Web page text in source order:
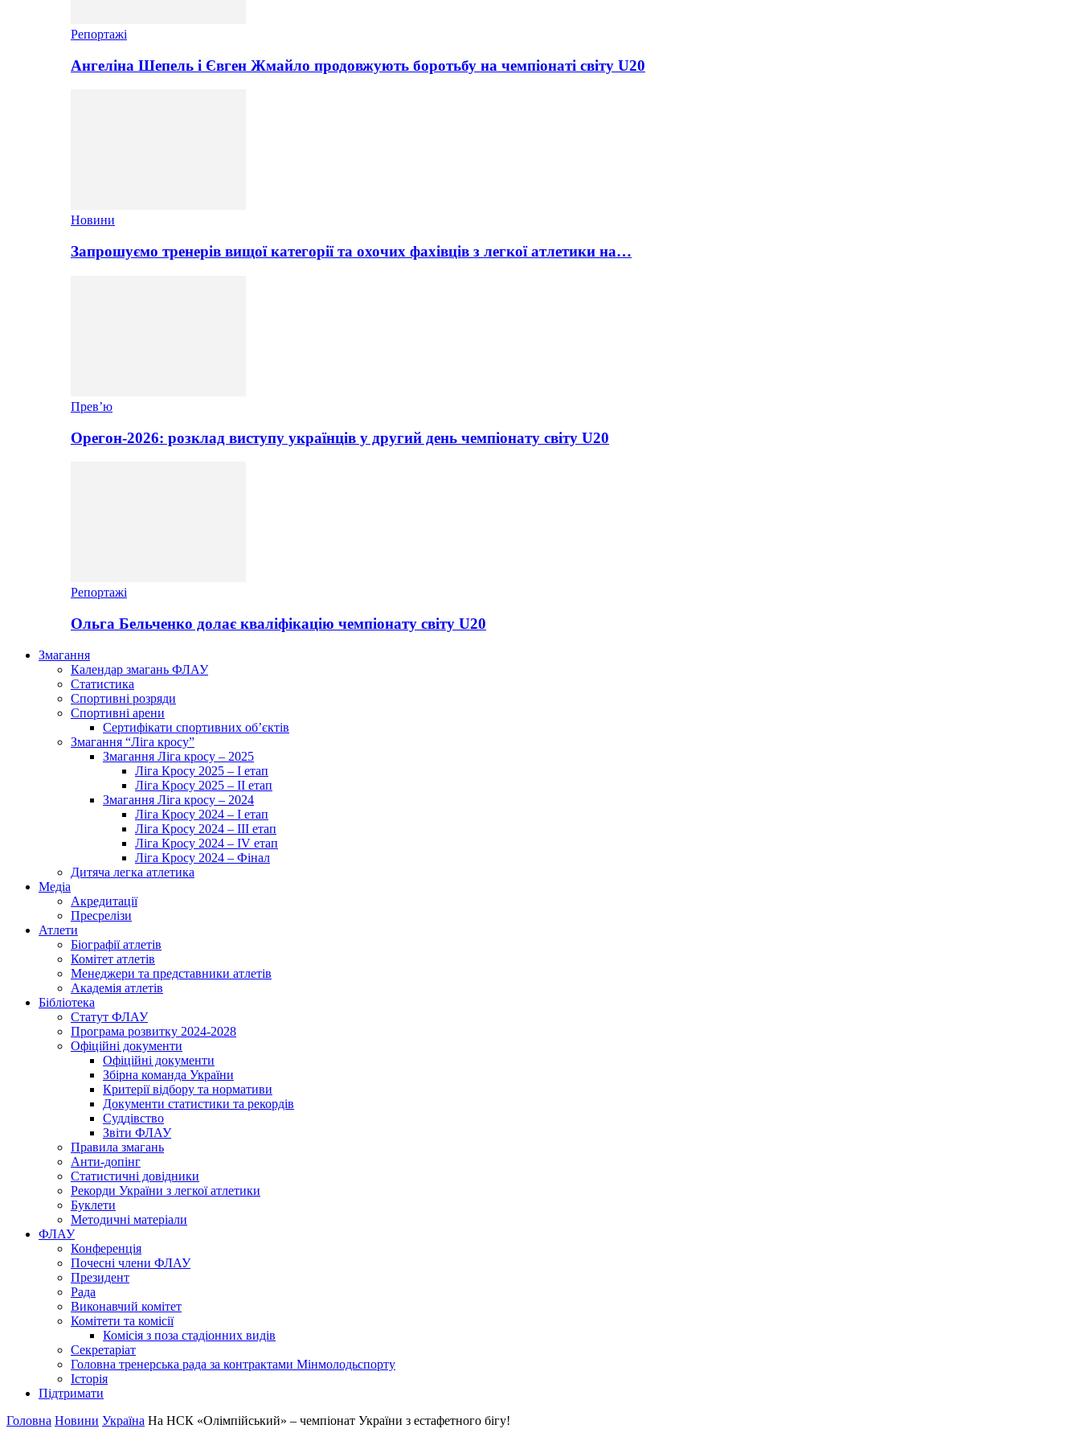
Репортажі
Ангеліна Шепель і Євген Жмайло продовжують боротьбу на чемпіонаті світу U20
Новини
Запрошуємо тренерів вищої категорії та охочих фахівців з легкої атлетики на…
Прев’ю
Орегон-2026: розклад виступу українців у другий день чемпіонату світу U20
Репортажі
Ольга Бельченко долає кваліфікацію чемпіонату світу U20
Змагання
Календар змагань ФЛАУ
Статистика
Спортивні розряди
Спортивні арени
Сертифікати спортивних об’єктів
Змагання “Ліга кросу”
Змагання Ліга кросу – 2025
Ліга Кросу 2025 – I етап
Ліга Кросу 2025 – II етап
Змагання Ліга кросу – 2024
Ліга Кросу 2024 – I етап
Ліга Кросу 2024 – III етап
Ліга Кросу 2024 – IV етап
Ліга Кросу 2024 – Фінал
Дитяча легка атлетика
Медіа
Акредитації
Пресрелізи
Атлети
Біографії атлетів
Комітет атлетів
Менеджери та представники атлетів
Академія атлетів
Бібліотека
Статут ФЛАУ
Програма розвитку 2024-2028
Офіційні документи
Офіційні документи
Збірна команда України
Критерії відбору та нормативи
Документи статистики та рекордів
Суддівство
Звіти ФЛАУ
Правила змагань
Анти-допінг
Статистичні довідники
Рекорди України з легкої атлетики
Буклети
Методичні матеріали
ФЛАУ
Конференція
Почесні члени ФЛАУ
Президент
Рада
Виконавчий комітет
Комітети та комісії
Комісія з поза стадіонних видів
Секретаріат
Головна тренерська рада за контрактами Мінмолодьспорту
Історія
Підтримати
Головна Новини Україна На НСК «Олімпійський» – чемпіонат України з естафетного бігу!